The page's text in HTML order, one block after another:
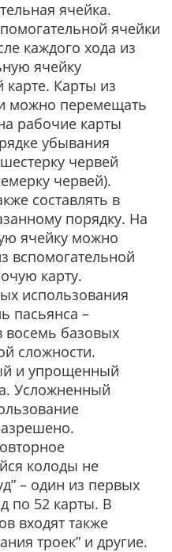
ячейка.
ячейки
каждого хода из
ячейку
Карты из
можно перемещать
рабочие карты
убывания
червей
червей).
составлять в
порядку. На
ячейку можно
вспомогательной
карту.
использования
пасьянса –
восемь базовых
сложности.
и упрощенный
Усложненный
колоды не
– один из первых
по 52 карты. В
входят также
троек” и другие.